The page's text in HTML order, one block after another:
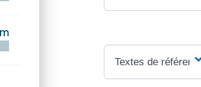
Textes de